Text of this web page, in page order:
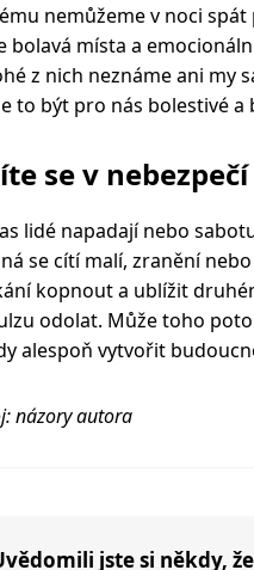
nemůžeme v noci
bolavá místa a
z nich neznáme ani my
to být pro nás bolestivé
se v
lidé napadají nebo
se cítí malí, zranění
kopnout a ublížit
odolat. Může toho
alespoň vytvořit
názory autora
jste si někdy,